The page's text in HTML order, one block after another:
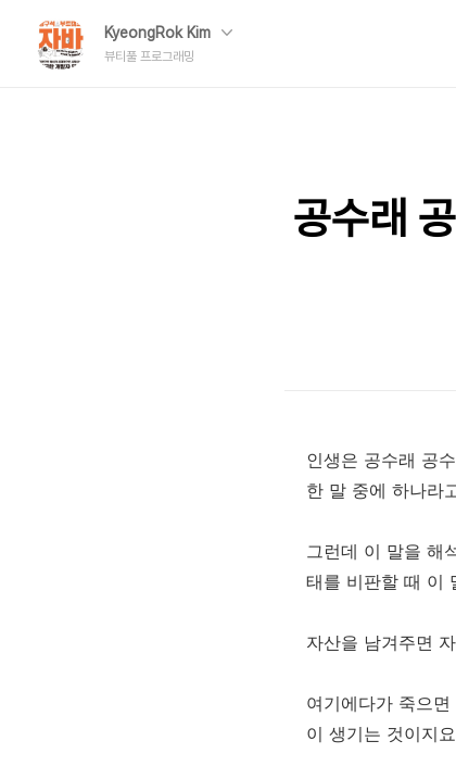
KyeongRok Kim
뷰티풀 프로그래밍
공수래
인생은 공수래 공
한 말 중에 하나라
그런데 이 말을 해
태를 비판할 때 이
자산을 남겨주면
여기에다가 죽으
이 생기는 것이지